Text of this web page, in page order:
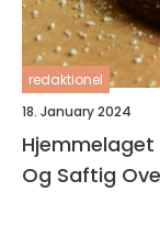
redaktionel
18. January 2024
Hjemmelaget
Og Saftig